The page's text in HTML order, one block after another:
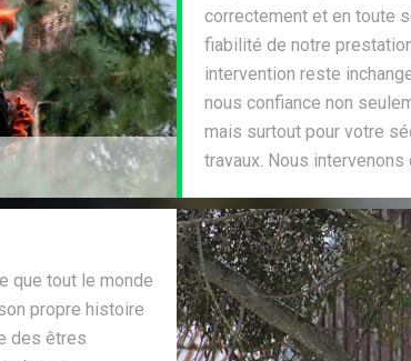
correctement et en toute
fiabilité de notre
intervention reste
nous confiance non
mais surtout pour votre
travaux. Nous
que tout le monde
propre histoire
des êtres